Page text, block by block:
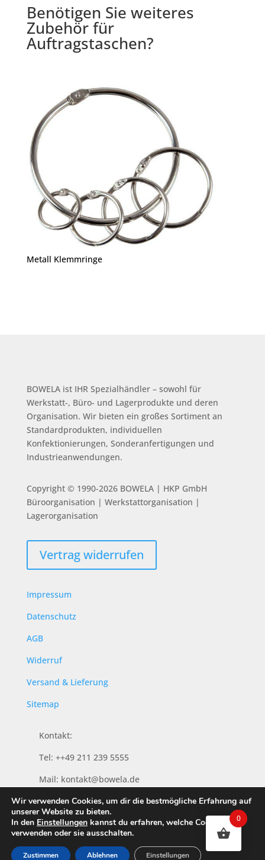
Benötigen Sie weiteres
Zubehör für
Auftragstaschen?
Metall Klemmringe
BOWELA ist IHR Spezialhändler – sowohl für
Werkstatt-, Büro- und Lagerprodukte und deren
Organisation. Wir bieten ein großes Sortiment an
Standardprodukten, individuellen
Konfektionierungen, Sonderanfertigungen und
Industrieanwendungen.
Copyright © 1990-2026 BOWELA | HKP GmbH
Büroorganisation | Werkstattorganisation |
Lagerorganisation
Vertrag widerrufen
Impressum
Datenschutz
AGB
Widerruf
Versand & Lieferung
Sitemap
Kontakt:
Tel: ++49 211 239 5555
Mail: kontakt@bowela.de
Wir verwenden Cookies, um dir die bestmögliche Erfahrung auf
unserer Website zu bieten.
In den Einstellungen kannst du erfahren, welche Cookies wir
verwenden oder sie ausschalten.
Zustimmen Ablehnen Einstellungen
0